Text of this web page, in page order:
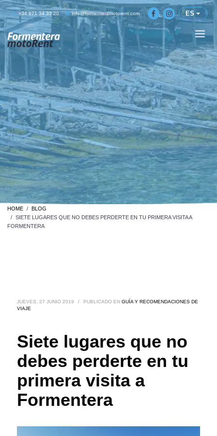
+34 971 34 33 20 info@formenteramotorent.com ES
HOME
BLOG
SIETE LUGARES QUE NO DEBES PERDERTE EN TU PRIMERA VISITA A
FORMENTERA
JUEVES, 27 JUNIO 2019 / PUBLICADO EN GUÍA Y RECOMENDACIONES DE
VIAJE
Siete lugares que no
debes perderte en tu
primera visita a
Formentera